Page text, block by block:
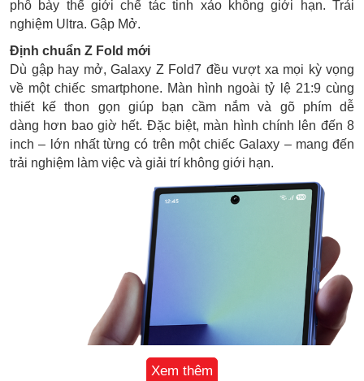
phô bày thế giới chế tác tinh xảo không giới hạn. Trải
nghiệm Ultra. Gập Mở.
Định chuẩn Z Fold mới
Dù gập hay mở, Galaxy Z Fold7 đều vượt xa mọi kỳ vọng
về một chiếc smartphone. Màn hình ngoài tỷ lệ 21:9 cùng
thiết kế thon gọn giúp bạn cầm nắm và gõ phím dễ
dàng hơn bao giờ hết. Đặc biệt, màn hình chính lên đến 8
inch – lớn nhất từng có trên một chiếc Galaxy – mang đến
trải nghiệm làm việc và giải trí không giới hạn.
Xem thêm